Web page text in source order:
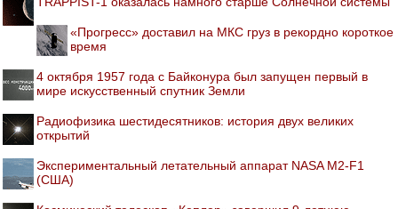
«Прогресс» доставил на МКС груз в рекордно короткое
время
4 октября 1957 года с Байконура был запущен первый в
мире искусственный спутник Земли
Радиофизика шестидесятников: история двух великих
открытий
Экспериментальный летательный аппарат NASA M2-F1
(США)